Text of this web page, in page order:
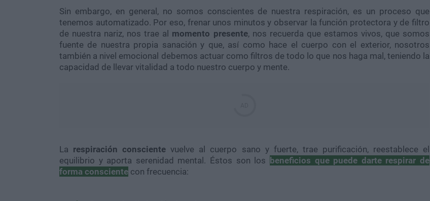
Sin embargo, en general, no somos conscientes de nuestra respiración, es un proceso que
tenemos automatizado. Por eso, frenar unos minutos y observar la función protectora y de filtro
de nuestra nariz, nos trae al momento presente, nos recuerda que estamos vivos, que somos
fuente de nuestra propia sanación y que, así como hace el cuerpo con el exterior, nosotros
también a nivel emocional debemos actuar como filtros de todo lo que nos haga mal, teniendo la
capacidad de llevar vitalidad a todo nuestro cuerpo y mente.
La respiración consciente vuelve al cuerpo sano y fuerte, trae purificación, reestablece el
equilibrio y aporta serenidad mental. Éstos son los beneficios que puede darte respirar de
forma consciente con frecuencia: